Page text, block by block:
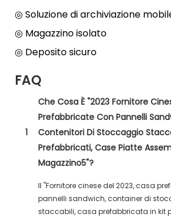
◎ Soluzione di archiviazione
◎ Magazzino isolato
◎ Deposito sicuro
FAQ
1
Che Cosa È "2023 Fornitore
Prefabbricate Con Pannelli
Contenitori Di Stoccaggio
Prefabbricati, Case Piatte
Magazzino5"?
Il "Fornitore cinese del 2023, casa
pannelli sandwich, container di
staccabili, casa prefabbricata in kit